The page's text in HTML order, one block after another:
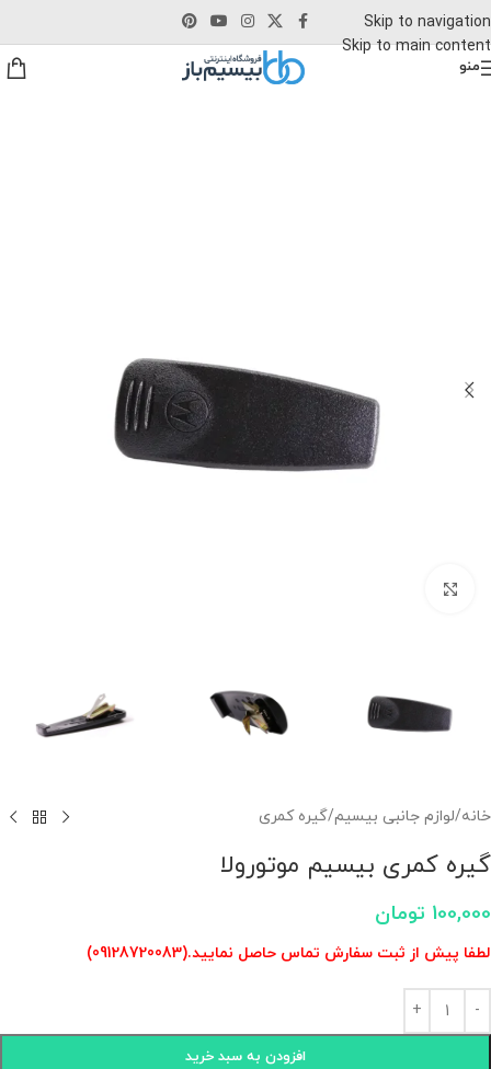
Skip to navigation
Skip to main content
منو
خانه/لوازم جانبی بیسیم/گیره کمری
گیره کمری بیسیم موتورولا
100,000 تومان
لطفا پیش از ثبت سفارش تماس حاصل نمایید.(09128720083)
افزودن به سبد خرید